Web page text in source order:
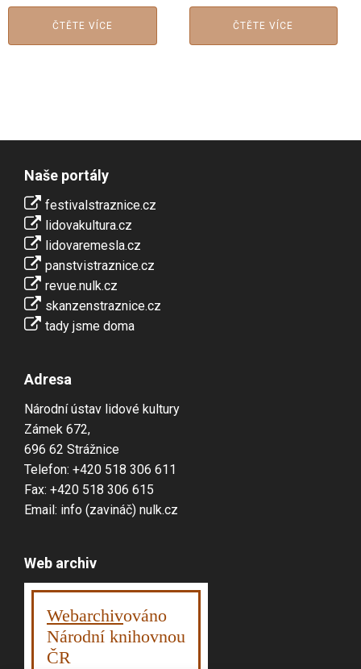
ČTĚTE VÍCE ČTĚTE VÍCE
Naše portály
festivalstraznice.cz
lidovakultura.cz
lidovaremesla.cz
panstvistraznice.cz
revue.nulk.cz
skanzenstraznice.cz
tady jsme doma
Adresa
Národní ústav lidové kultury
Zámek 672,
696 62 Strážnice
Telefon: +420 518 306 611
Fax: +420 518 306 615
Email: info (zavináč) nulk.cz
Web archiv
Webarchivováno
Národní knihovnou
ČR